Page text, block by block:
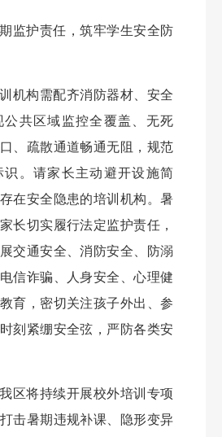
监护责任，筑牢学生安全防
机构需配齐消防器材、安全
公共区域监控全覆盖、无死
、疏散通道畅通无阻，规范
识。请家长主动避开设施简
在安全隐患的培训机构。暑
长切实履行法定监护责任，
交通安全、消防安全、防溺
信诈骗、人身安全、心理健
育，密切关注孩子外出、参
刻紧绷安全弦，严防各类安
区将持续开展校外培训专项
击暑期违规补课、隐形变异